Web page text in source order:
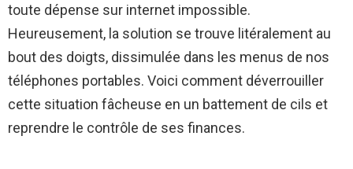
toute dépense sur internet impossible.
Heureusement, la solution se trouve litéralement au
bout des doigts, dissimulée dans les menus de nos
téléphones portables. Voici comment déverrouiller
cette situation fâcheuse en un battement de cils et
reprendre le contrôle de ses finances.